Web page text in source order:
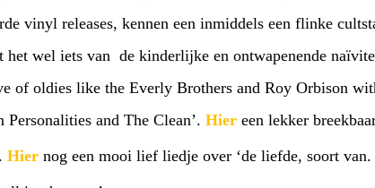
vinyl releases, kennen een inmiddels een flinke
het wel iets van de kinderlijke en ontwapenende
of oldies like the Everly Brothers and Roy Orbison
and The Clean’. Hier een lekker
Hier nog een mooi lief liedje over ‘de liefde, soort